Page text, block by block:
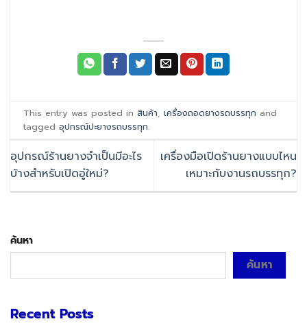
This entry was posted inสินค้า ,เครื่องถอดยางรถบรรทุก and
taggedอุปกรณ์ปะยางรถบรรทุก.
อุปกรณ์ร้านยางจำเป็นมีอะไร
บ้างสำหรับเปิดอู่ใหม่?
เครื่องมือเปิดร้านยางแบบไหน
เหมาะกับงานรถบรรทุก?
ค้นหา
ค้นหา
Recent Posts